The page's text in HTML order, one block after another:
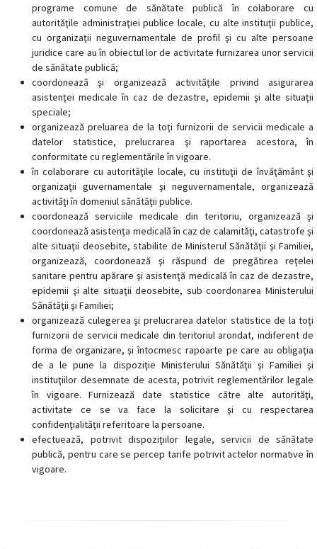
másodpercen
programe comune de sănătate publică în colaborare cu
autorităţile administraţiei publice locale, cu alte instituţii publice,
cu organizaţii neguvernamentale de profil şi cu alte persoane
juridice care au în obiectul lor de activitate furnizarea unor servicii
de sănătate publică;
coordonează şi organizează activităţile privind asigurarea
asistenţei medicale în caz de dezastre, epidemii şi alte situaţii
speciale;
organizează preluarea de la toţi furnizorii de servicii medicale a
datelor statistice, prelucrarea şi raportarea acestora, în
conformitate cu reglementările în vigoare.
în colaborare cu autorităţile locale, cu instituţii de învăţământ şi
organizaţii guvernamentale şi neguvernamentale, organizează
activităţi în domeniul sănătăţii publice.
coordonează serviciile medicale din teritoriu, organizează şi
coordonează asistenţa medicală în caz de calamităţi, catastrofe şi
alte situaţii deosebite, stabilite de Ministerul Sănătăţii şi Familiei,
organizează, coordonează şi răspund de pregătirea reţelei
sanitare pentru apărare şi asistenţă medicală în caz de dezastre,
epidemii şi alte situaţii deosebite, sub coordonarea Ministerului
Sănătăţii şi Familiei;
organizează culegerea şi prelucrarea datelor statistice de la toţi
furnizorii de servicii medicale din teritoriul arondat, indiferent de
forma de organizare, şi întocmesc rapoarte pe care au obligaţia
de a le pune la dispoziţie Ministerului Sănătăţii şi Familiei şi
instituţiilor desemnate de acesta, potrivit reglementărilor legale
în vigoare. Furnizează date statistice către alte autorităţi,
activitate ce se va face la solicitare şi cu respectarea
confidenţialităţii referitoare la persoane.
efectuează, potrivit dispoziţiilor legale, servicii de sănătate
publică, pentru care se percep tarife potrivit actelor normative în
vigoare.